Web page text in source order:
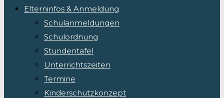
Elterninfos & Anmeldung
Schulanmeldungen
Schulordnung
Stundentafel
Unterrichtszeiten
Termine
Kinderschutzkonzept